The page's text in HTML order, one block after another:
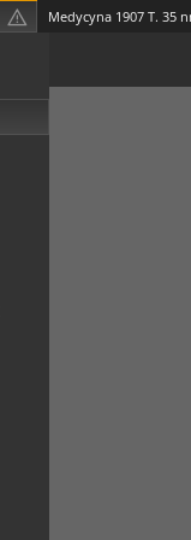
Medycyna 1907 T. 35